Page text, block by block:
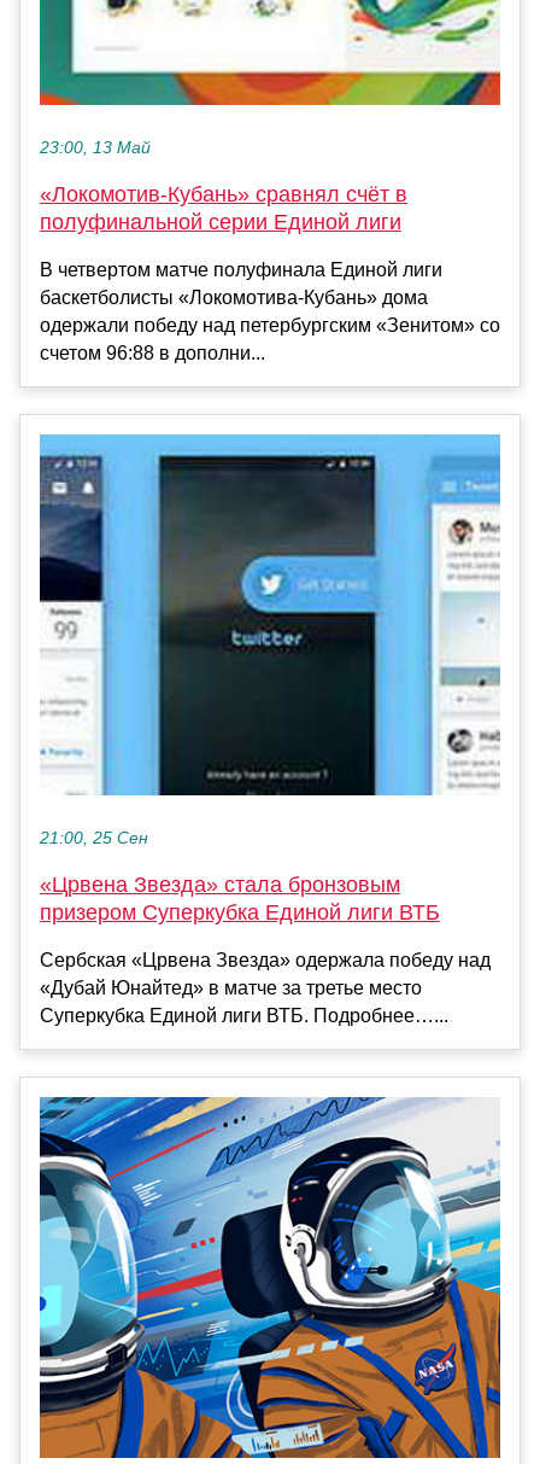
23:00, 13 Май
«Локомотив-Кубань» сравнял счёт в
полуфинальной серии Единой лиги
В четвертом матче полуфинала Единой лиги
баскетболисты «Локомотива-Кубань» дома
одержали победу над петербургским «Зенитом» со
счетом 96:88 в дополни...
21:00, 25 Сен
«Црвена Звезда» стала бронзовым
призером Суперкубка Единой лиги ВТБ
Сербская «Црвена Звезда» одержала победу над
«Дубай Юнайтед» в матче за третье место
Суперкубка Единой лиги ВТБ. Подробнее…...